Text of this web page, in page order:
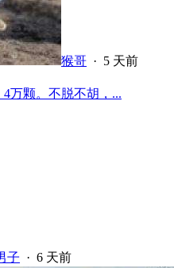
猴哥 · 5 天前
万颗。不脱不胡，...
子 · 6 天前